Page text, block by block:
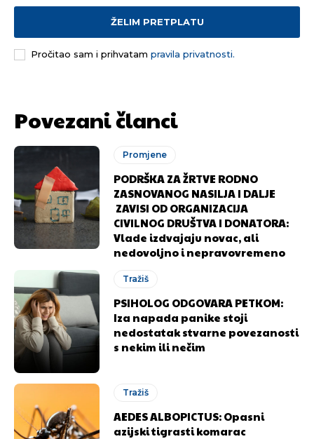
Ovim putem želimo da vam se zahvalimo što ste
odlučili da pustite Vašu priču da živi, Redakcija
Objavi.ba
[wpuf_form id=”7463”]
Ovim putem želimo da vam se zahvalimo što ste
odlučili da pustite Vašu priču da živi, Redakcija
Objavi.ba
[wpuf_form id=”7463”]
ŽELIM PRETPLATU
Pročitao sam i prihvatam pravila privatnosti.
Povezani članci
Promjene
PODRŠKA ZA ŽRTVE RODNO
ZASNOVANOG NASILJA I DALJE
ZAVISI OD ORGANIZACIJA
CIVILNOG DRUŠTVA I DONATORA:
Vlade izdvajaju novac, ali
nedovoljno i nepravovremeno
Tražiš
PSIHOLOG ODGOVARA PETKOM:
Iza napada panike stoji
nedostatak stvarne povezanosti
s nekim ili nečim
Tražiš
AEDES ALBOPICTUS: Opasni
azijski tigrasti komarac